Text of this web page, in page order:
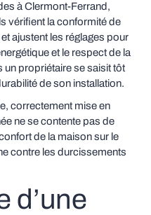
à Clermont-Ferrand,
vérifient la conformité de
ajustent les réglages pour
et le respect de la
un propriétaire se saisit tôt
de son installation.
correctement mise en
ne se contente pas de
de la maison sur le
contre les durcissements
d’une